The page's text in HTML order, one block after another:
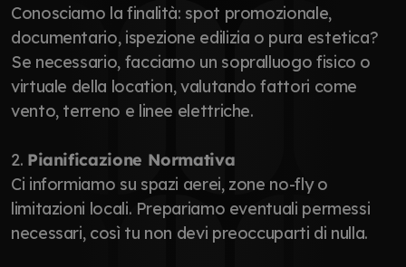
Conosciamo la finalità: spot promozionale,
documentario, ispezione edilizia o pura estetica?
Se necessario, facciamo un sopralluogo fisico o
virtuale della location, valutando fattori come
vento, terreno e linee elettriche.
2. Pianificazione Normativa
Ci informiamo su spazi aerei, zone no-fly o
limitazioni locali. Prepariamo eventuali permessi
necessari, così tu non devi preoccuparti di nulla.